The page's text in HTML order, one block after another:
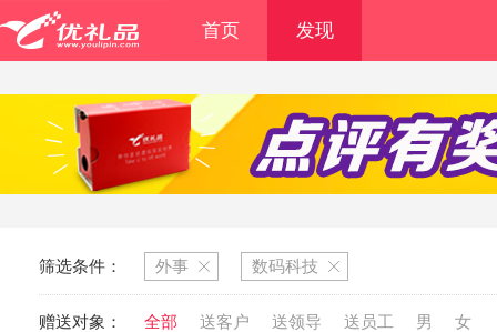
首页 发现
筛选条件： 外事 数码科技
赠送对象： 全部 送客户 送领导 送员工 男 女